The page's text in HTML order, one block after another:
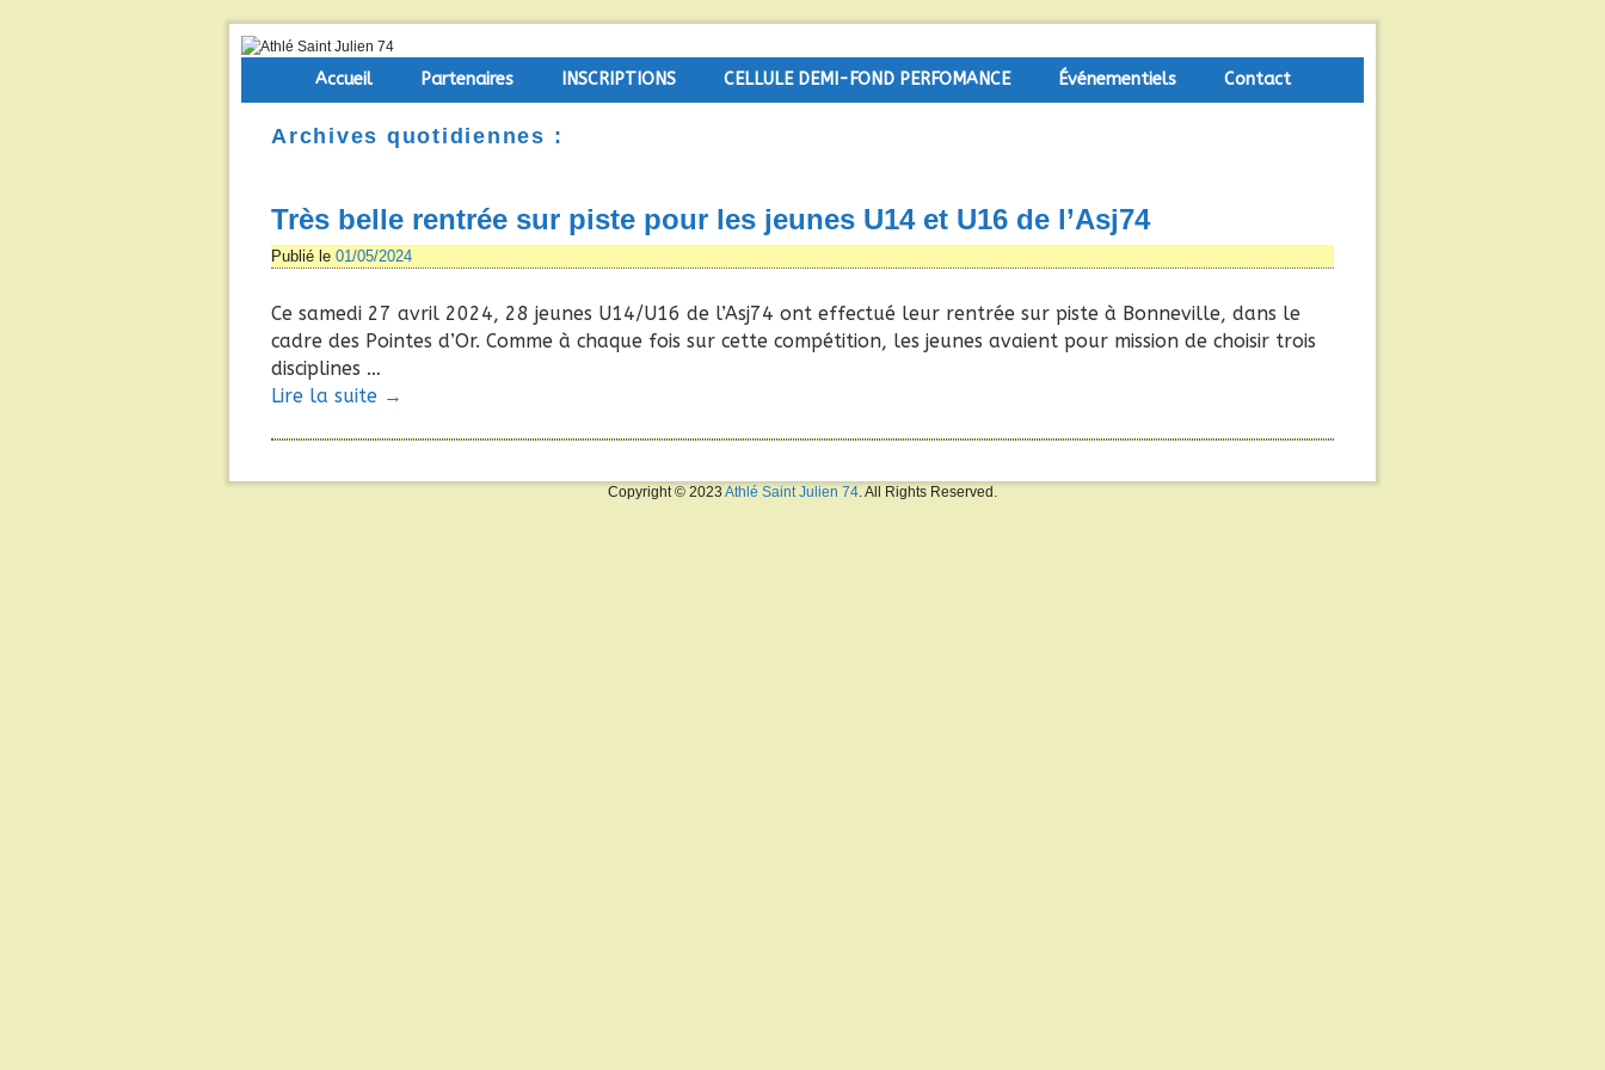
Skip to primary content
Aller au contenu secondaire
Accueil Partenaires INSCRIPTIONS CELLULE DEMI-FOND PERFOMANCE Événementiels Contact
Archives quotidiennes :
Très belle rentrée sur piste pour les jeunes U14 et U16 de l’Asj74
Publié le 01/05/2024
Ce samedi 27 avril 2024, 28 jeunes U14/U16 de l’Asj74 ont effectué leur rentrée sur piste à Bonneville, dans le
cadre des Pointes d’Or. Comme à chaque fois sur cette compétition, les jeunes avaient pour mission de choisir trois
disciplines …
Lire la suite →
Copyright © 2023 Athlé Saint Julien 74. All Rights Reserved.